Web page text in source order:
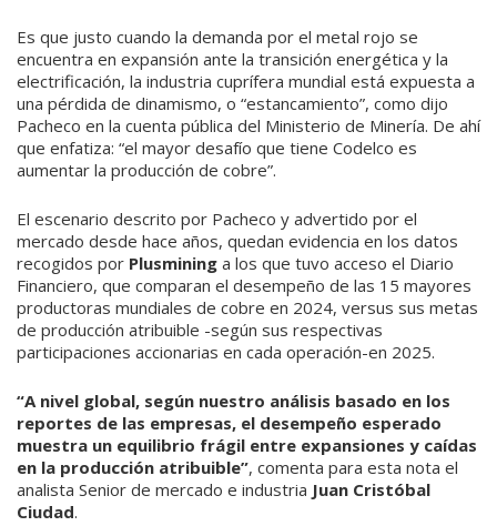
Es que justo cuando la demanda por el metal rojo se
encuentra en expansión ante la transición energética y la
electrificación, la industria cuprífera mundial está expuesta a
una pérdida de dinamismo, o “estancamiento”, como dijo
Pacheco en la cuenta pública del Ministerio de Minería. De ahí
que enfatiza: “el mayor desafío que tiene Codelco es
aumentar la producción de cobre”.
El escenario descrito por Pacheco y advertido por el
mercado desde hace años, quedan evidencia en los datos
recogidos por Plusmining a los que tuvo acceso el Diario
Financiero, que comparan el desempeño de las 15 mayores
productoras mundiales de cobre en 2024, versus sus metas
de producción atribuible -según sus respectivas
participaciones accionarias en cada operación-en 2025.
“A nivel global, según nuestro análisis basado en los
reportes de las empresas, el desempeño esperado
muestra un equilibrio frágil entre expansiones y caídas
en la producción atribuible”, comenta para esta nota el
analista Senior de mercado e industria Juan Cristóbal
Ciudad.